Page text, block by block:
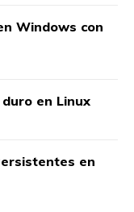
Windows con
en Linux
en